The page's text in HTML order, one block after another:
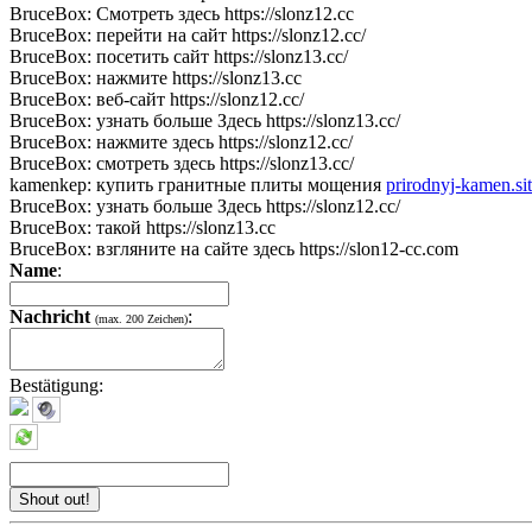
BruceBox: Смотреть здесь https://slonz12.cc
BruceBox: перейти на сайт https://slonz12.cc/
BruceBox: посетить сайт https://slonz13.cc/
BruceBox: нажмите https://slonz13.cc
BruceBox: веб-сайт https://slonz12.cc/
BruceBox: узнать больше Здесь https://slonz13.cc/
BruceBox: нажмите здесь https://slonz12.cc/
BruceBox: смотреть здесь https://slonz13.cc/
kamenkep: купить гранитные плиты мощения prirodnyj-
BruceBox: узнать больше Здесь https://slonz12.cc/
BruceBox: такой https://slonz13.cc
BruceBox: взгляните на сайте здесь https://slon12-cc.com
Name:
Nachricht (max. 200 Zeichen):
Bestätigung: